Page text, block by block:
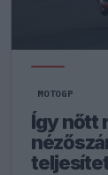
MOTOGP
Így nőtt